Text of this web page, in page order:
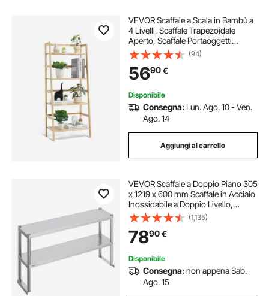
VEVOR Scaffale a Scala in Bambù a
4 Livelli, Scaffale Trapezoidale
Aperto, Scaffale Portaoggetti
Scaffale Autoportante per Piante
Fiore, Scaffale per Archivio Ideale
per Camera da Letto Ufficio Studio
(94)
5690€
Disponibile
Consegna: Lun. Ago. 10 - Ven.
Ago. 14
Aggiungi al carrello
VEVOR Scaffale a Doppio Piano 305
x 1219 x 600 mm Scaffale in Acciaio
Inossidabile a Doppio Livello,
Altezza Regolabile, Tavolo da
Lavoro di Preparazione per Scaffale
per Cucina, Ristorante, Officina
(1,135)
7890€
Disponibile
Consegna:non appena Sab.
Ago. 15